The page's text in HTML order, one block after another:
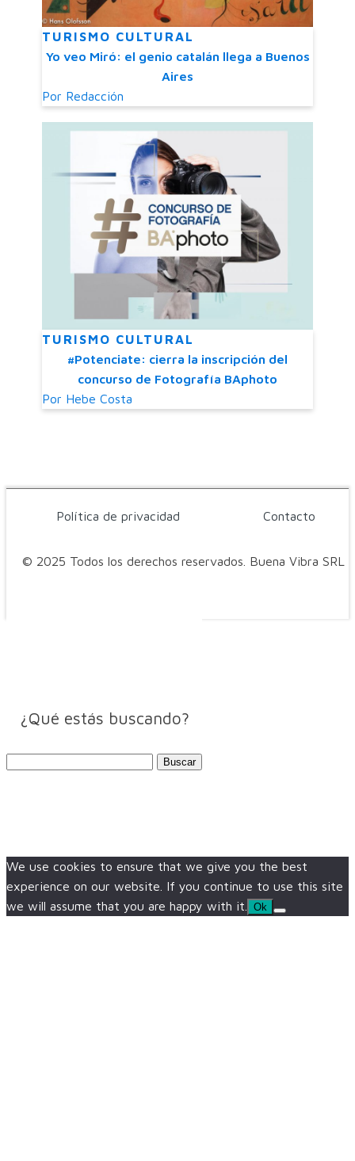
TURISMO CULTURAL
Yo veo Miró: el genio catalán llega a Buenos
Aires
Por Redacción
TURISMO CULTURAL
#Potenciate: cierra la inscripción del
concurso de Fotografía BAphoto
Por Hebe Costa
© 2025 Todos los derechos reservados. Buena Vibra SRL
Política de privacidad Contacto
¿Qué estás buscando?
We use cookies to ensure that we give you the best
experience on our website. If you continue to use this site
we will assume that you are happy with it.
Ok